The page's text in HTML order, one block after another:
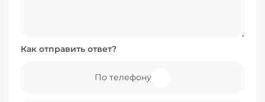
Как отправить ответ?
По телефону